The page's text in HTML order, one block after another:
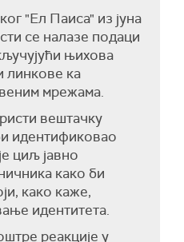
"Ел Паиса" из јуна
се налазе подаци
њихова
линкове ка
мрежама.
вештачку
идентификовао
циљ јавно
како би
како каже,
идентитета.
реакције у